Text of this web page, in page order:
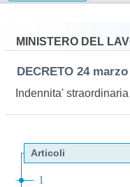
MINISTERO DEL
DECRETO 24 marzo
Indennita'